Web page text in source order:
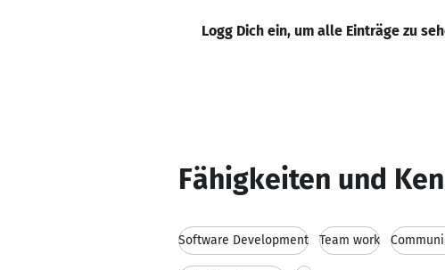
Logg Dich ein, um alle Einträge zu
Fähigkeiten und
Software Development Team work